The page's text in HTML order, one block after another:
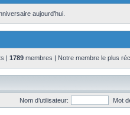
aujourd’hui.
| 1789 membres | Notre membre le plus
Nom d’utilisateur: Mot